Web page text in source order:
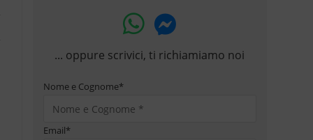
... oppure scrivici, ti richiamiamo noi
Nome e Cognome*
Email*